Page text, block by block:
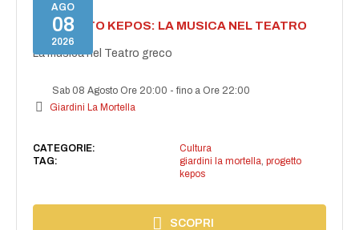
AGO
08
2026
PROGETTO KEPOS: LA MUSICA NEL TEATRO
GRECO
La musica nel Teatro greco
Sab 08 Agosto Ore 20:00 -fino a Ore 22:00
Giardini La Mortella
CATEGORIE:
Cultura
TAG:
giardini la mortella progetto
kepos
SCOPRI